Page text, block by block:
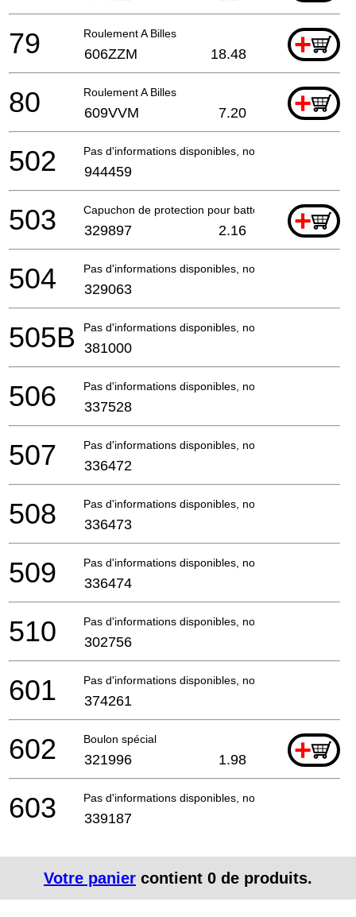
Roulement A Billes +
79 606ZZM 18.48
Roulement A Billes +
80 609VVM 7.20
Pas d'informations disponibles, non commandable
502 944459
Capuchon de protection pour batterie +
503 329897 2.16
Pas d'informations disponibles, non commandable
504 329063
Pas d'informations disponibles, non commandable
505B 381000
Pas d'informations disponibles, non commandable
506 337528
Pas d'informations disponibles, non commandable
507 336472
Pas d'informations disponibles, non commandable
508 336473
Pas d'informations disponibles, non commandable
509 336474
Pas d'informations disponibles, non commandable
510 302756
Pas d'informations disponibles, non commandable
601 374261
Boulon spécial +
602 321996 1.98
Pas d'informations disponibles, non commandable
603 339187
Votre panier contient 0 de produits.